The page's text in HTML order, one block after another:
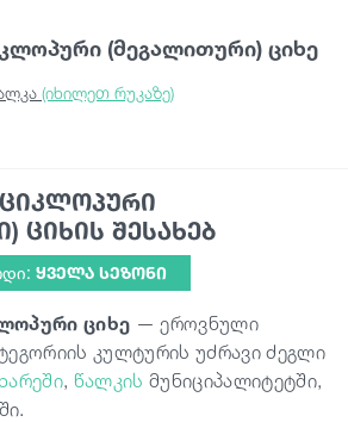
(მეგალითური) ციხე
(იხილეთ რუკაზე)
ციხის შესახებ
ᲧᲕᲔᲚᲐ ᲡᲔᲖᲝᲜᲘ
ციხე — ეროვნული
კულტურის უძრავი ძეგლი
, წალკის მუნიციპალიტეტში,